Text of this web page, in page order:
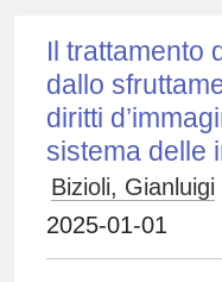
Il trattamento
dallo
diritti
sistema delle
Bizioli, Gianluigi
2025-01-01